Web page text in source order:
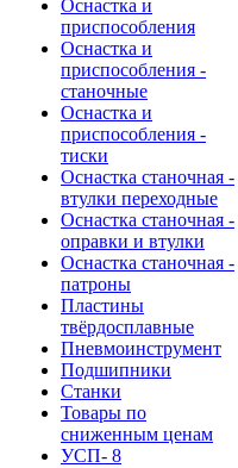
Оснастка и
приспособления
Оснастка и
приспособления -
станочные
Оснастка и
приспособления -
тиски
Оснастка станочная -
втулки переходные
Оснастка станочная -
оправки и втулки
Оснастка станочная -
патроны
Пластины
твёрдосплавные
Пневмоинструмент
Подшипники
Станки
Товары по
сниженным ценам
УСП- 8